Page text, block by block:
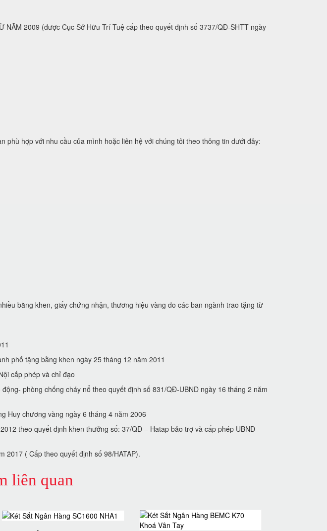
2009 (được Cục Sở Hữu Trí Tuệ cấp theo quyết định số 3737/QĐ-SHTT ngày
hợp với nhu cầu của mình hoặc liên hệ với chúng tôi theo thông tin dưới đây:
bằng khen, giấy chứng nhận, thương hiệu vàng do các ban ngành trao tặng từ
phố tặng bằng khen ngày 25 tháng 12 năm 2011
cấp phép và chỉ đạo
phòng chống cháy nổ theo quyết định số 831/QĐ-UBND ngày 16 tháng 2 năm
Huy chương vàng ngày 6 tháng 4 năm 2006
theo quyết định khen thưởng số: 37/QĐ – Hatap bảo trợ và cấp phép UBND
( Cấp theo quyết định số 98/HATAP).
liên quan